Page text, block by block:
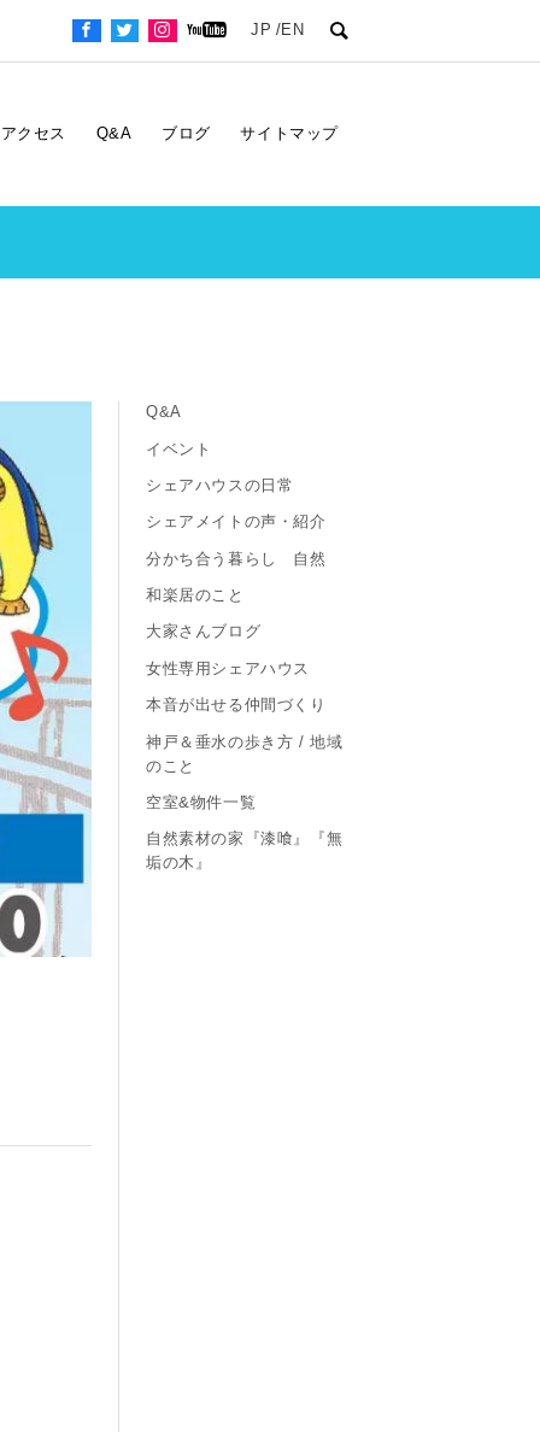
JP EN
アクセス Q&A ブログ サイトマップ
Q&A
イベント
シェアハウスの日常
シェアメイトの声・紹介
分かち合う暮らし 自然
和楽居のこと
大家さんブログ
女性専用シェアハウス
本音が出せる仲間づくり
神戸＆垂水の歩き方 / 地域
のこと
空室&物件一覧
自然素材の家『漆喰』『無
垢の木』